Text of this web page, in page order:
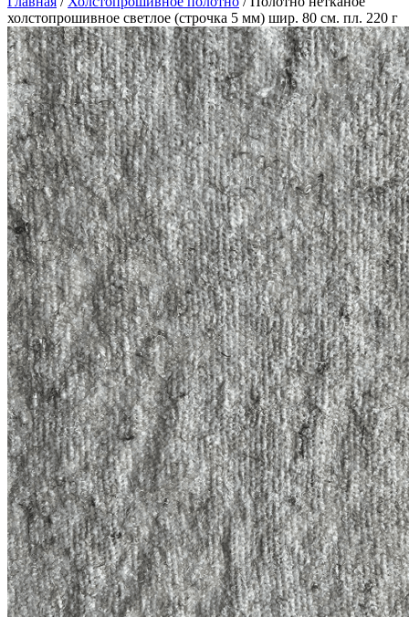
холстопрошивное светлое (строчка 5 мм) шир. 80 см. пл. 220 г